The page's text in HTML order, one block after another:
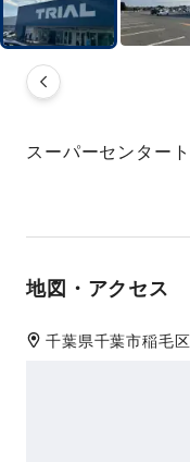
スーパーセンター
地図・アクセス
千葉県千葉市稲毛